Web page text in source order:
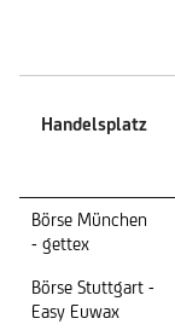
Handelsplatz
Handelsplatz
Börse München
- gettex
Börse Stuttgart -
Easy Euwax